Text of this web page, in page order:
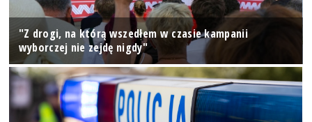
"Z drogi, na którą wszedłem w czasie kampanii
wyborczej nie zejdę nigdy"